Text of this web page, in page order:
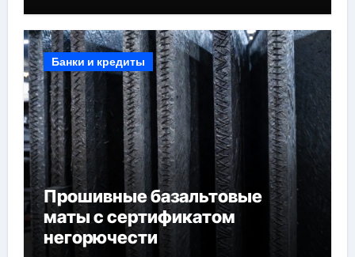
Банки и кредиты
Прошивные базальтовые
маты с сертификатом
негорючести